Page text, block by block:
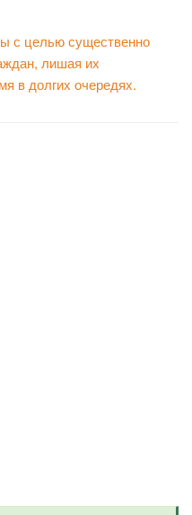
с целью существенно
лишая их
в долгих очередях.